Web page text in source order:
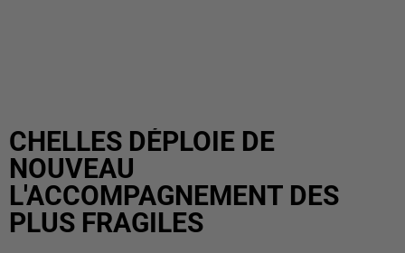
CHELLES DÉPLOIE DE
NOUVEAU
L'ACCOMPAGNEMENT DES
PLUS FRAGILES